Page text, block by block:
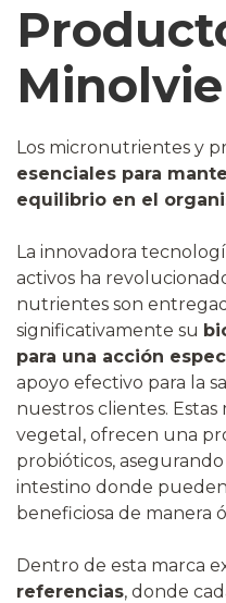
Minolvie
Los micronutrientes y
esenciales para
equilibrio en el
La innovadora
activos ha
nutrientes son
significativamente su
para una acción
apoyo efectivo para la
nuestros clientes.
vegetal, ofrecen una
probióticos,
intestino donde
beneficiosa de manera
Dentro de esta marca
referencias, donde